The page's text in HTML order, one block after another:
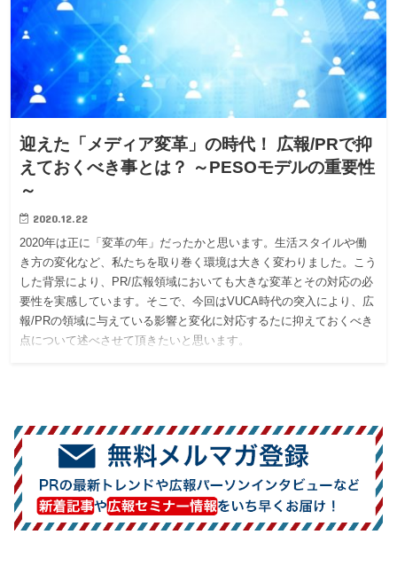
迎えた「メディア変革」の時代！ 広報/PRで抑
えておくべき事とは？ ～PESOモデルの重要性
～
2020.12.22
2020年は正に「変革の年」だったかと思います。生活スタイルや働
き方の変化など、私たちを取り巻く環境は大きく変わりました。こう
した背景により、PR/広報領域においても大きな変革とその対応の必
要性を実感しています。そこで、今回はVUCA時代の突入により、広
報/PRの領域に与えている影響と変化に対応するたに抑えておくべき
点について述べさせて頂きたいと思います。